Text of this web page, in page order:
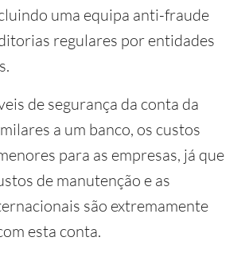
uma equipa anti-fraude
regulares por entidades
de segurança da conta da
a um banco, os custos
para as empresas, já que
de manutenção e as
são extremamente
esta conta.